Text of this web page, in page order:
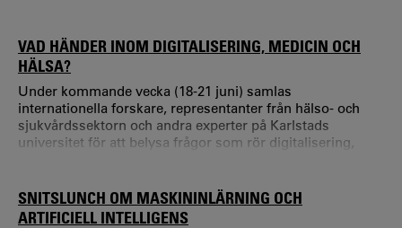
precis som vår övriga forskningsverksamhet.
VAD HÄNDER INOM DIGITALISERING, MEDICIN OCH
HÄLSA?
Under kommande vecka (18-21 juni) samlas
internationella forskare, representanter från hälso- och
sjukvårdssektorn och andra experter på Karlstads
universitet för att belysa frågor som rör digitalisering,
SNITSLUNCH OM MASKININLÄRNING OCH
ARTIFICIELL INTELLIGENS